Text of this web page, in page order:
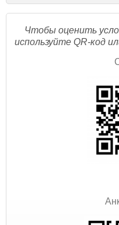
Чтобы оценить
используйте QR-код